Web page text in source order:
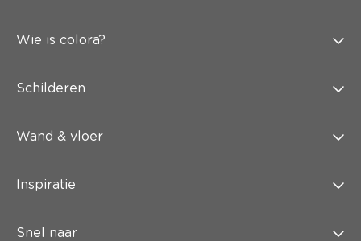
Wie is colora?
Schilderen
Wand & vloer
Inspiratie
Snel naar